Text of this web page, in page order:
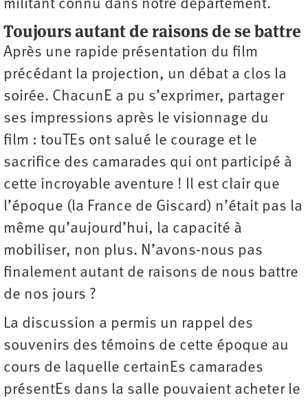
militant connu dans notre département.
Toujours autant de raisons de se battre
Après une rapide présentation du film
précédant la projection, un débat a clos la
soirée. ChacunE a pu s’exprimer, partager
ses impressions après le visionnage du
film : touTEs ont salué le courage et le
sacrifice des camarades qui ont participé à
cette incroyable aventure ! Il est clair que
l’époque (la France de Giscard) n’était pas la
même qu’aujourd’hui, la capacité à
mobiliser, non plus. N’avons-nous pas
finalement autant de raisons de nous battre
de nos jours ?
La discussion a permis un rappel des
souvenirs des témoins de cette époque au
cours de laquelle certainEs camarades
présentEs dans la salle pouvaient acheter le